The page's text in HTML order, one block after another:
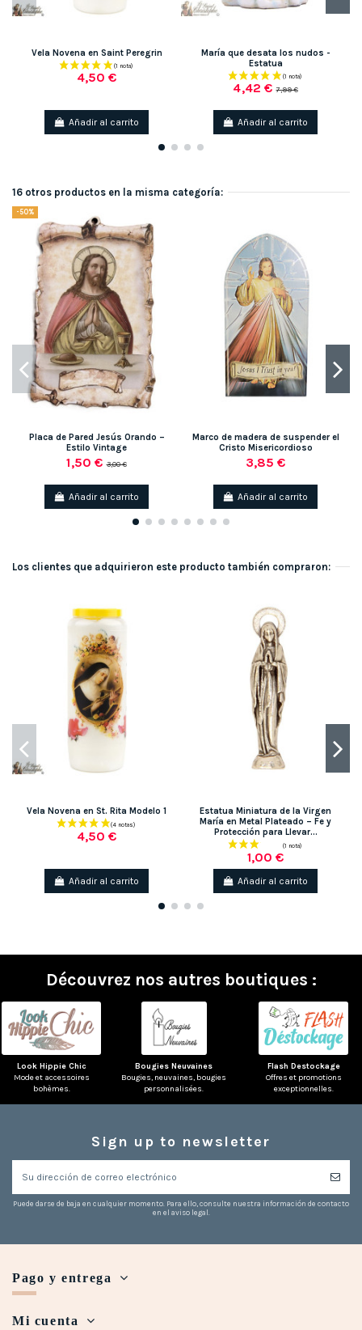
Vela Novena en Saint Peregrin
4,50 €
Añadir al carrito
María que desata los nudos -
Estatua
4,42 €7,99 €
Añadir al carrito
16 otros productos en la misma categoría:
-50%
Placa de Pared Jesús Orando –
Estilo Vintage
1,50 €3,00 €
Añadir al carrito
Marco de madera de suspender el
Cristo Misericordioso
3,85 €
Añadir al carrito
Los clientes que adquirieron este producto también compraron:
Vela Novena en St. Rita Modelo 1
4,50 €
Añadir al carrito
Estatua Miniatura de la Virgen
María en Metal Plateado – Fe y
Protección para Llevar...
1,00 €
Añadir al carrito
Découvrez nos autres boutiques :
Look Hippie Chic
Mode et accessoires
bohèmes.
Bougies Neuvaines
Bougies, neuvaines, bougies
personnalisées.
Flash Destockage
Offres et promotions
exceptionnelles.
Sign up to newsletter
Puede darse de baja en cualquier momento. Para ello, consulte nuestra información de contacto
en el aviso legal.
Pago y entrega
Mi cuenta